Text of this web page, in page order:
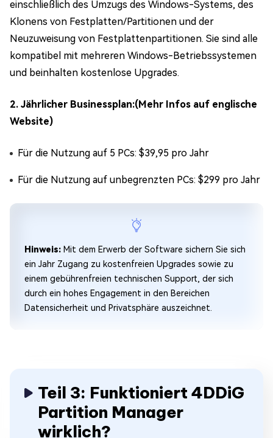
einschließlich des Umzugs des Windows-Systems, des
Klonens von Festplatten/Partitionen und der
Neuzuweisung von Festplattenpartitionen. Sie sind alle
kompatibel mit mehreren Windows-Betriebssystemen
und beinhalten kostenlose Upgrades.
2. Jährlicher Businessplan:(Mehr Infos auf englische
Website)
Für die Nutzung auf 5 PCs: $39,95 pro Jahr
Für die Nutzung auf unbegrenzten PCs: $299 pro Jahr
Hinweis: Mit dem Erwerb der Software sichern Sie sich
ein Jahr Zugang zu kostenfreien Upgrades sowie zu
einem gebührenfreien technischen Support, der sich
durch ein hohes Engagement in den Bereichen
Datensicherheit und Privatsphäre auszeichnet.
Teil 3: Funktioniert 4DDiG
Partition Manager
wirklich?